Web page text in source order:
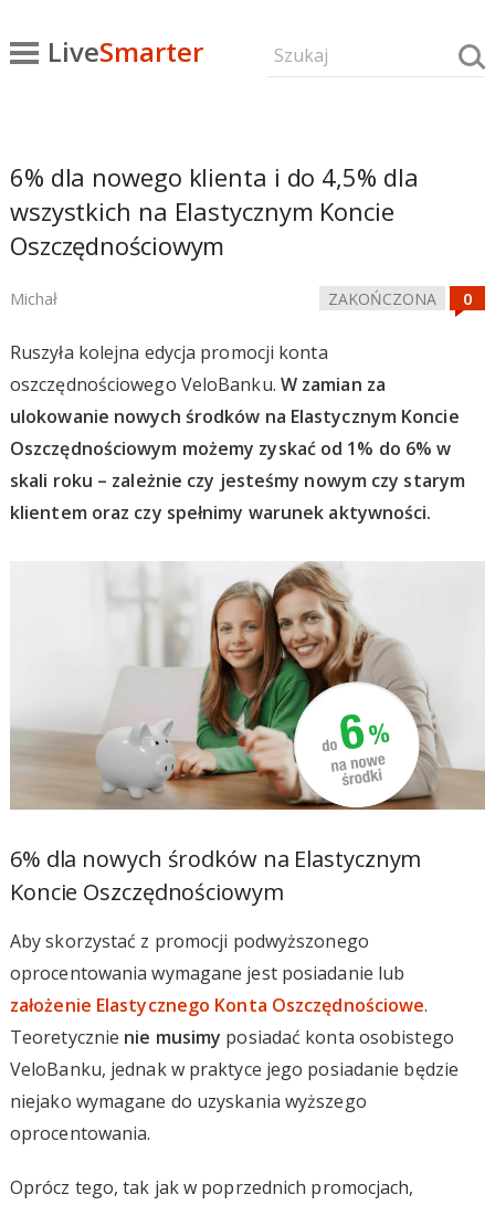
LiveSmarter
6% dla nowego klienta i do 4,5% dla
wszystkich na Elastycznym Koncie
Oszczędnościowym
Michał ZAKOŃCZONA
Ruszyła kolejna edycja promocji konta
oszczędnościowego VeloBanku. W zamian za
ulokowanie nowych środków na Elastycznym Koncie
Oszczędnościowym możemy zyskać od 1% do 6% w
skali roku – zależnie czy jesteśmy nowym czy starym
klientem oraz czy spełnimy warunek aktywności.
6% dla nowych środków na Elastycznym
Koncie Oszczędnościowym
Aby skorzystać z promocji podwyższonego
oprocentowania wymagane jest posiadanie lub
założenie Elastycznego Konta Oszczędnościowe.
Teoretycznie nie musimy posiadać konta osobistego
VeloBanku, jednak w praktyce jego posiadanie będzie
niejako wymagane do uzyskania wyższego
oprocentowania.
Oprócz tego, tak jak w poprzednich promocjach,